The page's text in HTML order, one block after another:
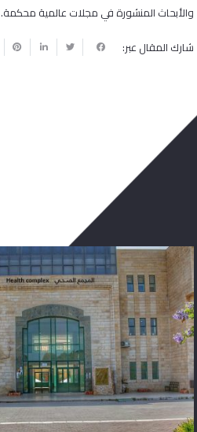
والأبحاث المنشورة في مجلات عالمية محكمة.
شارك المقال عبر: